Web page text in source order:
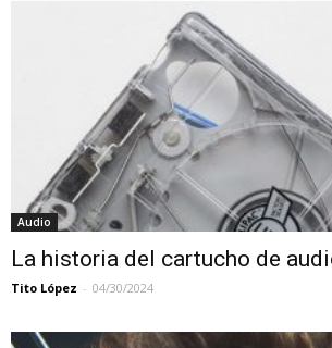
Audio
La historia del cartucho de
Tito López - 04/30/2024